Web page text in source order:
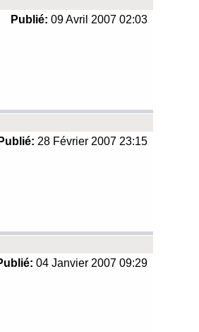
Publié: 09 Avril 2007 02:03
Publié: 28 Février 2007 23:15
04 Janvier 2007 09:29